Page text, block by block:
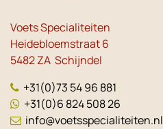
Voets Specialiteiten
Heidebloemstraat 6
5482 ZA Schijndel
+31(0)73 54 96 881
+31(0)6 824 508 26
info@voetsspecialiteiten.nl